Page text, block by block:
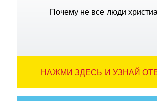
Почему не все люди
НАЖМИ ЗДЕСЬ И УЗНАЙ